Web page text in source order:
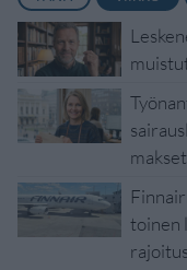
toinen
rajoitus